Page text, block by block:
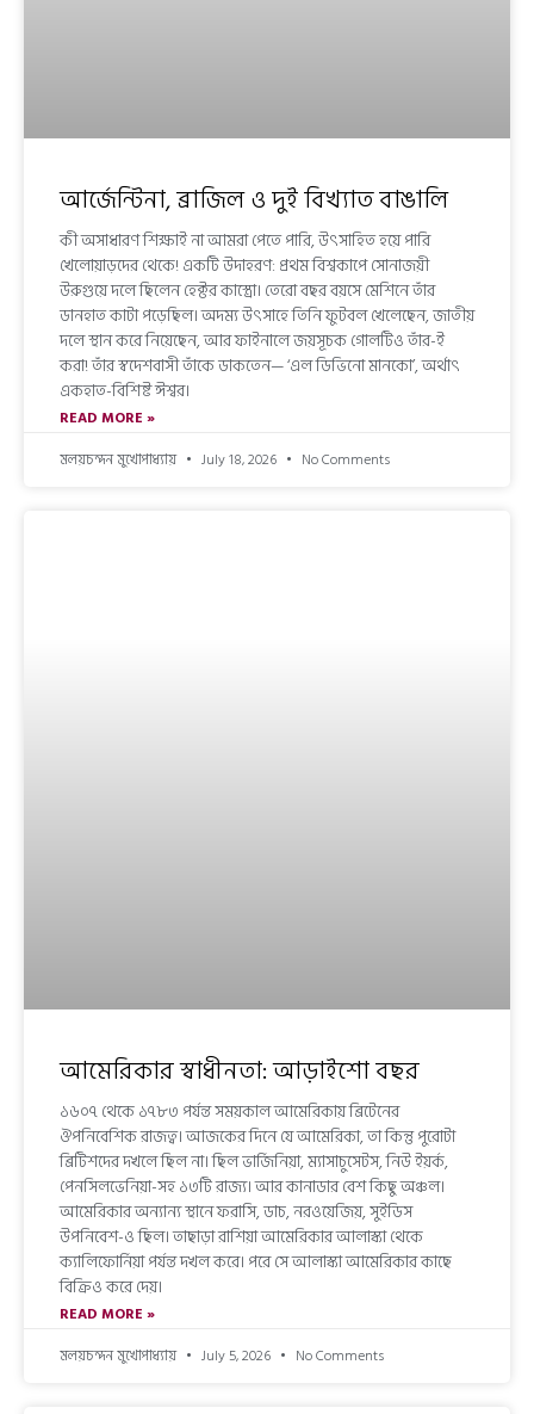
আর্জেন্টিনা, ব্রাজিল ও দুই বিখ্যাত বাঙালি
কী অসাধারণ শিক্ষাই না আমরা পেতে পারি, উৎসাহিত হয়ে পারি
খেলোয়াড়দের থেকে! একটি উদাহরণ: প্রথম বিশ্বকাপে সোনাজয়ী
উরুগুয়ে দলে ছিলেন হেক্টর কাস্ত্রো। তেরো বছর বয়সে মেশিনে তাঁর
ডানহাত কাটা পড়েছিল। অদম্য উৎসাহে তিনি ফুটবল খেলেছেন, জাতীয়
দলে স্থান করে নিয়েছেন, আর ফাইনালে জয়সূচক গোলটিও তাঁর-ই
করা! তাঁর স্বদেশবাসী তাঁকে ডাকতেন— ‘এল ডিভিনো মানকো’, অর্থাৎ
একহাত-বিশিষ্ট ঈশ্বর।
READ MORE »
মলয়চন্দন মুখোপাধ্যায়
July 18, 2026 No Comments
আমেরিকার স্বাধীনতা: আড়াইশো বছর
১৬০৭ থেকে ১৭৮৩ পর্যন্ত সময়কাল আমেরিকায় ব্রিটেনের
ঔপনিবেশিক রাজত্ব। আজকের দিনে যে আমেরিকা, তা কিন্তু পুরোটা
ব্রিটিশদের দখলে ছিল না। ছিল ভার্জিনিয়া, ম্যাসাচুসেটস, নিউ ইয়র্ক,
পেনসিলভেনিয়া-সহ ১৩টি রাজ্য। আর কানাডার বেশ কিছু অঞ্চল।
আমেরিকার অন্যান্য স্থানে ফরাসি, ডাচ, নরওয়েজিয়, সুইডিস
উপনিবেশ-ও ছিল। তাছাড়া রাশিয়া আমেরিকার আলাস্কা থেকে
ক্যালিফোর্নিয়া পর্যন্ত দখল করে। পরে সে আলাস্কা আমেরিকার কাছে
বিক্রিও করে দেয়।
READ MORE »
মলয়চন্দন মুখোপাধ্যায়
July 5, 2026 No Comments